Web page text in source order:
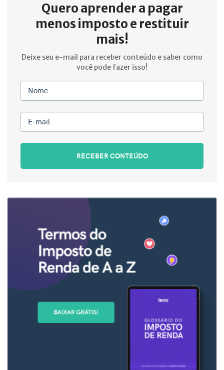
Quero aprender a pagar
menos imposto e restituir
mais!
Deixe seu e-mail para receber conteúdo e saber como
você pode fazer isso!
Nome
E-mail
RECEBER CONTEÚDO